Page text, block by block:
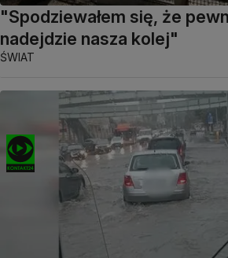
"Spodziewałem się, że
nadejdzie nasza kolej"
ŚWIAT